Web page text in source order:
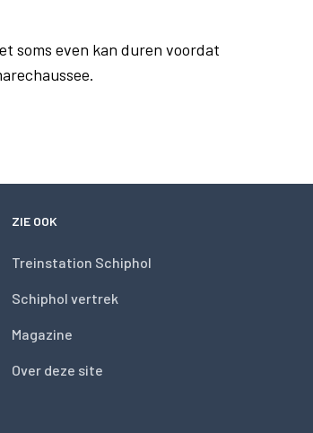
soms even kan duren voordat
ZIE OOK
Treinstation Schiphol
Schiphol vertrek
Magazine
Over deze site